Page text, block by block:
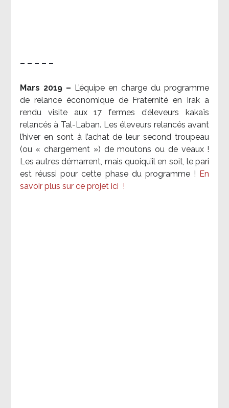
– – – – –
Mars 2019 – L’équipe en charge du programme
de relance économique de Fraternité en Irak a
rendu visite aux 17 fermes d’éleveurs kakaïs
relancés à Tal-Laban. Les éleveurs relancés avant
l’hiver en sont à l’achat de leur second troupeau
(ou « chargement ») de moutons ou de veaux !
Les autres démarrent, mais quoiqu’il en soit, le pari
est réussi pour cette phase du programme ! En
savoir plus sur ce projet ici !